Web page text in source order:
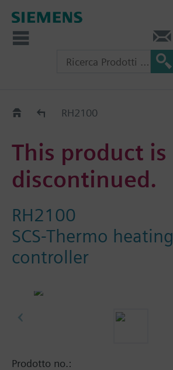
Old2NewRH2100
This product is
discontinued.
RH2100
SCS-Thermo heating
controller
Prodotto no.: